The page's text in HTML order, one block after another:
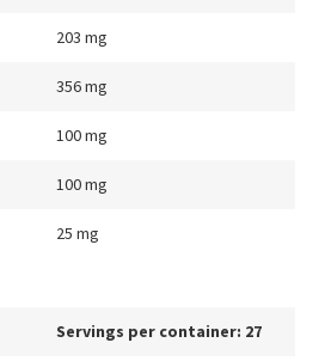
203 mg
356 mg
100 mg
100 mg
25 mg
Servings per container: 27